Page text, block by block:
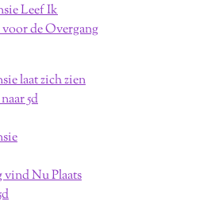
Leef Ik
voor de Overgang
laat zich zien
5d
vind Nu Plaats